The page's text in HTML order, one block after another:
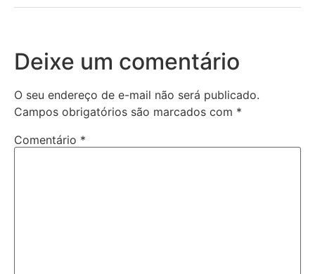
Deixe um comentário
O seu endereço de e-mail não será publicado.
Campos obrigatórios são marcados com *
Comentário *